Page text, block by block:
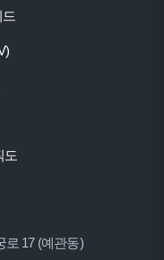
도
로 17 (예관동)